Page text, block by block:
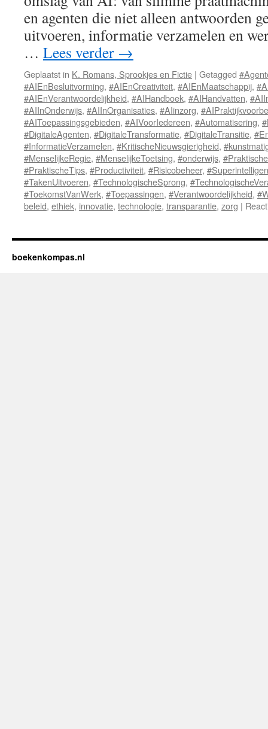
en agenten die niet alleen antwoorden
uitvoeren, informatie verzamelen en
… Lees verder →
Geplaatst in K. Romans, Sprookjes en Fictie | Getagged
#AIEnBesluitvorming, #AIEnCreativiteit, #AIEnMaatschappij,
#AIEnVerantwoordelijkheid, #AIHandboek, #AIHandvatten,
#AIInOnderwijs, #AIInOrganisaties, #AIinzorg,
#AIToepassingsgebieden, #AIVoorIedereen, #Automatisering,
#DigitaleAgenten, #DigitaleTransformatie, #DigitaleTransitie,
#InformatieVerzamelen, #KritischeNieuwsgierigheid,
#MenselijkeRegie, #MenselijkeToetsing, #onderwijs,
#PraktischeTips, #Productiviteit, #Risicobeheer,
#TakenUitvoeren, #TechnologischeSprong,
#ToekomstVanWerk, #Toepassingen, #Verantwoordelijkheid,
beleid, ethiek, innovatie, technologie, transparantie, zorg |
boekenkompas.nl